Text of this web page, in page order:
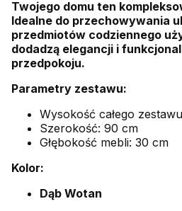
Twojego domu ten
Idealne do przechowywania
przedmiotów codziennego
dodadzą elegancji i
przedpokoju.
Parametry zestawu:
Wysokość całego
Szerokość: 90 cm
Głębokość mebli: 30 cm
Kolor:
Dąb Wotan